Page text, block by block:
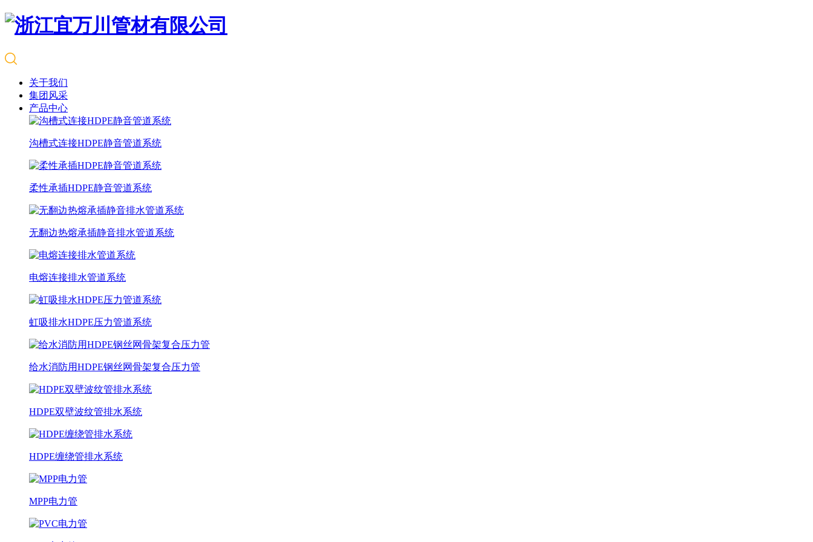
关于我们
集团风采
产品中心
沟槽式连接HDPE静音管道系统
柔性承插HDPE静音管道系统
无翻边热熔承插静音排水管道系统
电熔连接排水管道系统
虹吸排水HDPE压力管道系统
给水消防用HDPE钢丝网骨架复合压力管
HDPE双壁波纹管排水系统
HDPE缠绕管排水系统
MPP电力管